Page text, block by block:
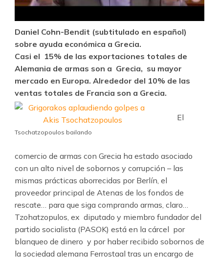
Daniel Cohn-Bendit (subtitulado en español)
sobre ayuda económica a Grecia.
Casi el 15% de las exportaciones totales de
Alemania de armas son a Grecia, su mayor
mercado en Europa. Alrededor del 10% de las
ventas totales de Francia son a Grecia.
Tsochatzopoulos bailando
El
comercio de armas con Grecia ha estado asociado
con un alto nivel de sobornos y corrupción – las
mismas prácticas aborrecidas por Berlín, el
proveedor principal de Atenas de los fondos de
rescate… para que siga comprando armas, claro…
Tzohatzopulos, ex diputado y miembro fundador del
partido socialista (PASOK) está en la cárcel por
blanqueo de dinero y por haber recibido sobornos de
la sociedad alemana Ferrostaal tras un encargo de